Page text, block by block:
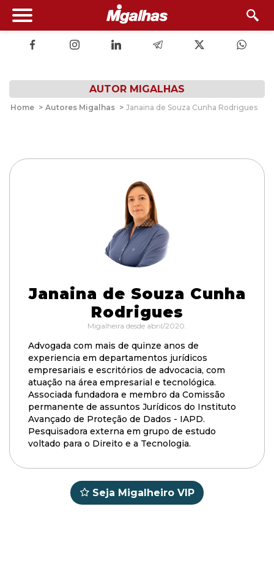
AUTOR MIGALHAS
Home > Autores Migalhas > Janaina de Souza Cunha Rodrigues
Janaina de Souza Cunha
Rodrigues
Migalheira desde abril/2020.
Advogada com mais de quinze anos de
experiencia em departamentos jurídicos
empresariais e escritórios de advocacia, com
atuação na área empresarial e tecnológica.
Associada fundadora e membro da Comissão
permanente de assuntos Jurídicos do Instituto
Avançado de Proteção de Dados - IAPD.
Pesquisadora externa em grupo de estudo
voltado para o Direito e a Tecnologia.
Seja Migalheiro VIP